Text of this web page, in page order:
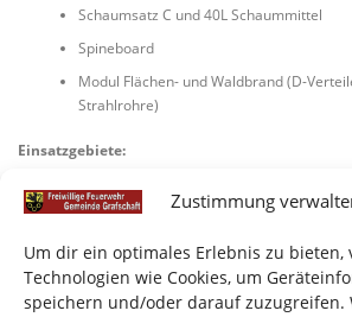
Zustimmung
Um dir ein optimales Erlebnis zu bieten,
Technologien wie Cookies, um
speichern und/oder darauf zuzugreifen.
Schaumsatz C und 40L Schaummittel
Spineboard
Modul Flächen- und Waldbrand (D-
Strahlrohre)
Einsatzgebiete:
Brandbekämpfung und einfache technische